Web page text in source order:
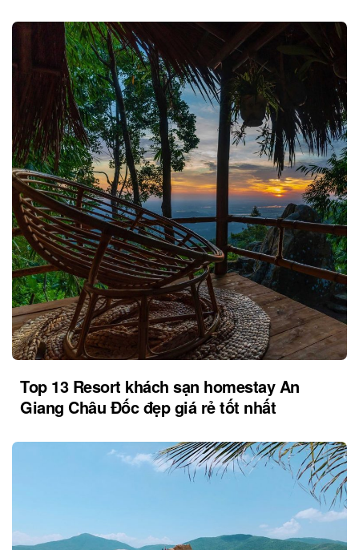
Top 13 Resort khách sạn homestay An
Giang Châu Đốc đẹp giá rẻ tốt nhất